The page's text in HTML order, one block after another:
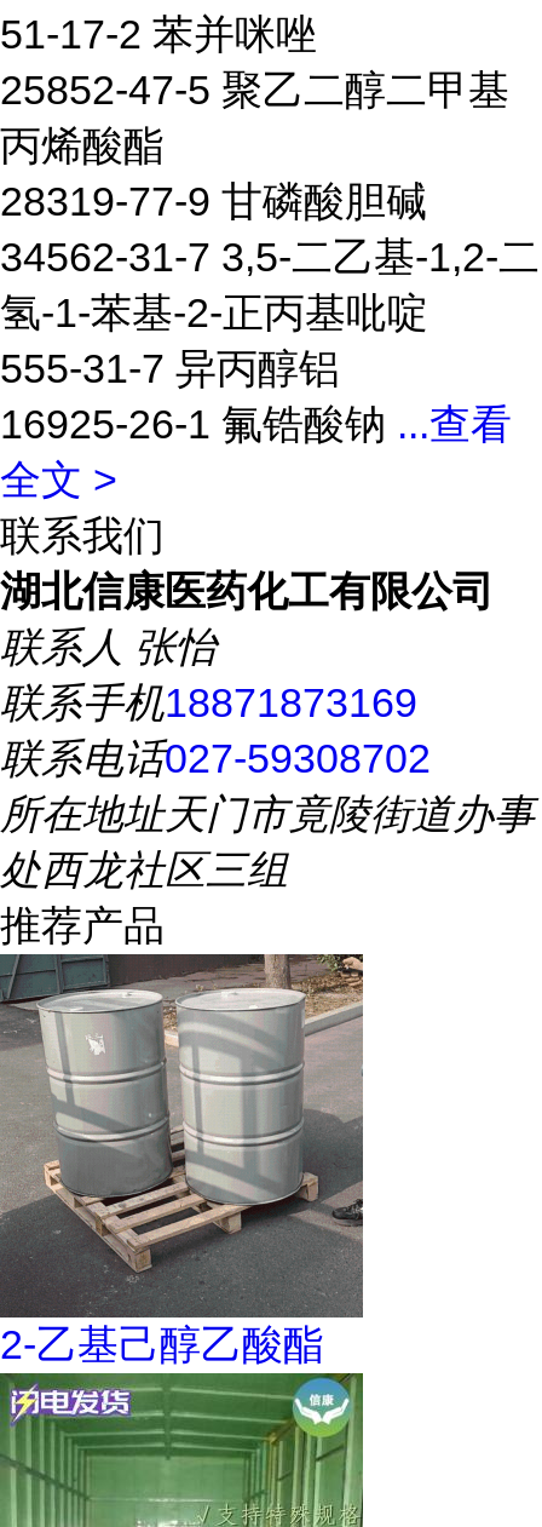
51-17-2 苯并咪唑
25852-47-5 聚乙二醇二甲基
丙烯酸酯
28319-77-9 甘磷酸胆碱
34562-31-7 3,5-二乙基-1,2-二
氢-1-苯基-2-正丙基吡啶
555-31-7 异丙醇铝
16925-26-1 氟锆酸钠 ...查看
全文 >
联系我们
湖北信康医药化工有限公司
联系人 张怡
联系手机18871873169
联系电话027-59308702
所在地址天门市竟陵街道办事
处西龙社区三组
推荐产品
2-乙基己醇乙酸酯